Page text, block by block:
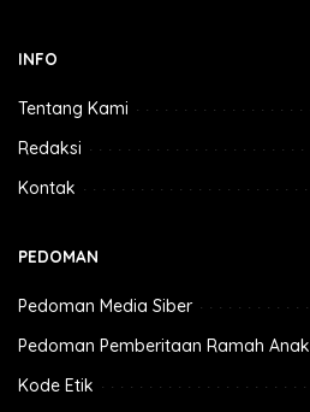
INFO
Tentang Kami
Redaksi
Kontak
PEDOMAN
Pedoman Media Siber
Pedoman Pemberitaan Ramah Anak
Kode Etik